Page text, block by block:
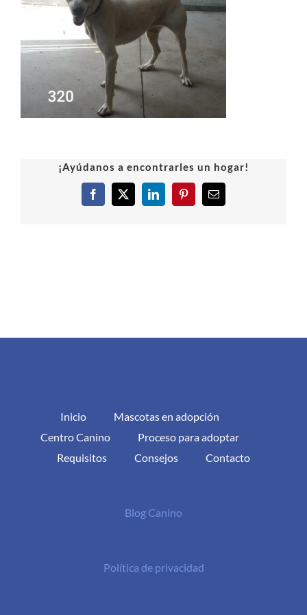
¡Ayúdanos a encontrarles un hogar!
Facebook
X LinkedInPinterestCorreo
Inicio
Mascotas en adopción
Centro Canino
Proceso para adoptar
Requisitos
Consejos Contacto
Blog Canino
Política de privacidad